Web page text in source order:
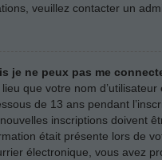
veuillez contacter un
je ne peux pas me
que votre nom
de 13 ans pendant
inscriptions doivent
était présente lors de
électronique, vous avez